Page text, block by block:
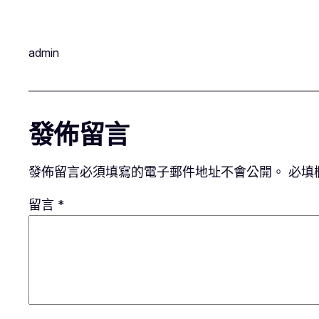
admin
發佈留言
發佈留言必須填寫的電子郵件地址不會公開。 必填
留言 *